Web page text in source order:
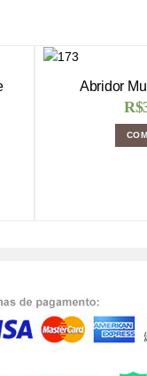
Abridor
R$